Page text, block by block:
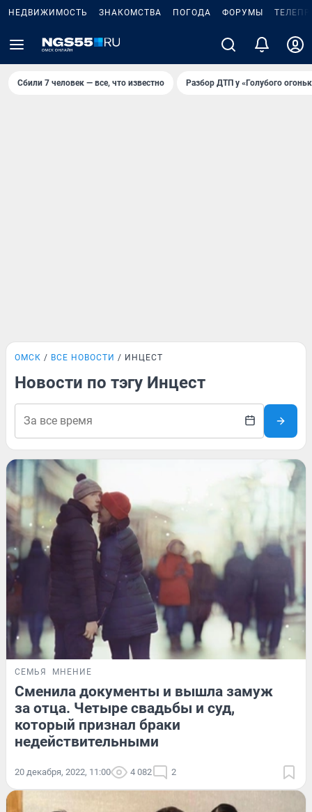
НЕДВИЖИМОСТЬ ЗНАКОМСТВА ПОГОДА ФОРУМЫ
Сбили 7 человек — все, что известно Разбор ДТП у «Голубого
ОМСК ВСЕ НОВОСТИ ИНЦЕСТ
Новости по тэгу Инцест
СЕМЬЯ МНЕНИЕ
Сменила документы и вышла замуж
за отца. Четыре свадьбы и суд,
который признал браки
недействительными
20 декабря, 2022, 11:00 4 082 2